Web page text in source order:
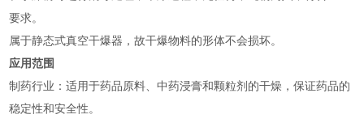
要求。
属于静态式真空干爆器，故干爆物料的形体不会损坏。
应用范围
‌制药行业‌：适用于药品原料、中药浸膏和颗粒剂的干燥，保证药品的
稳定性和安全性‌。